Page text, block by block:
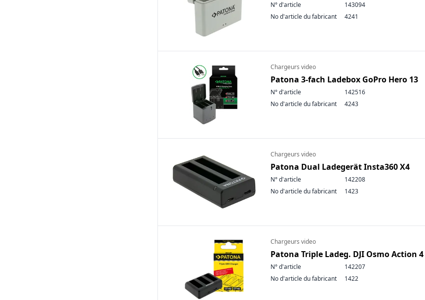
N° d'article
143094
No d'article du fabricant
4241
Chargeurs video
Patona 3-fach Ladebox GoPro Hero 13
N° d'article
142516
No d'article du fabricant
4243
Chargeurs video
Patona Dual Ladegerät Insta360 X4
N° d'article
142208
No d'article du fabricant
1423
Chargeurs video
Patona Triple Ladeg. DJI Osmo Action 4
N° d'article
142207
No d'article du fabricant
1422